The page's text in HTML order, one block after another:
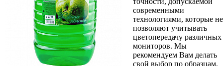
современными
технологиями, которые не
позволяют учитывать
цветопередачу различных
мониторов. Мы
рекомендуем Вам делать
свой выбор по образцам,